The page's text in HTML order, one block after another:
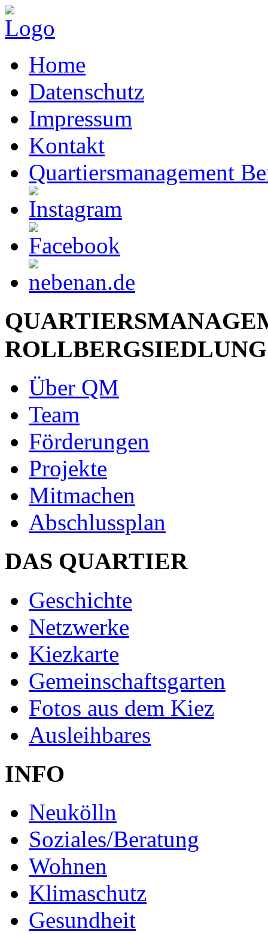
Home
Datenschutz
Impressum
Kontakt
Quartiersmanagement
ROLLBERGSIEDLUNG
Über QM
Team
Förderungen
Projekte
Mitmachen
Abschlussplan
DAS QUARTIER
Geschichte
Netzwerke
Kiezkarte
Gemeinschaftsgarten
Fotos aus dem Kiez
Ausleihbares
INFO
Neukölln
Soziales/Beratung
Wohnen
Klimaschutz
Gesundheit